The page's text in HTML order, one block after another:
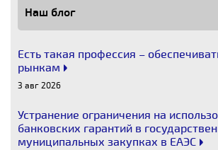
Наш блог
Есть такая профессия –
рынкам
3 авг 2026
Устранение ограничения на
банковских гарантий в
муниципальных закупках в ЕАЭС